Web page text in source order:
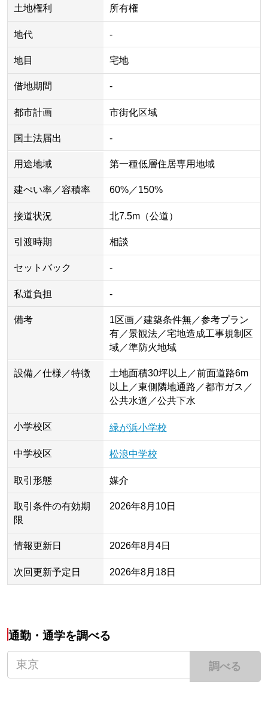
土地権利 所有権
地代 -
地目 宅地
借地期間 -
都市計画 市街化区域
国土法届出 -
用途地域 第一種低層住居専用地域
建ぺい率／容積率 60%／150%
接道状況 北7.5m（公道）
引渡時期 相談
セットバック -
私道負担 -
備考
1区画／建築条件無／参考プラン
有／景観法／宅地造成工事規制区
域／準防火地域
設備／仕様／特徴
土地面積30坪以上／前面道路6m
以上／東側隣地通路／都市ガス／
公共水道／公共下水
小学校区 緑が浜小学校
中学校区 松浪中学校
取引形態 媒介
取引条件の有効期
限
2026年8月10日
情報更新日 2026年8月4日
次回更新予定日 2026年8月18日
通勤・通学を調べる
調べる